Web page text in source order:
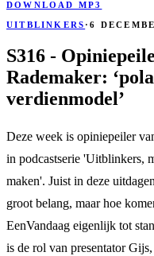
DOWNLOAD MP3
UITBLINKERS ·6
S316 -
Rademaker:
verdienmodel’
Deze week is opiniepeiler
in podcastserie 'Uitblinkers,
maken'. Juist in deze
groot belang, maar hoe
EenVandaag eigenlijk tot
is de rol van presentator